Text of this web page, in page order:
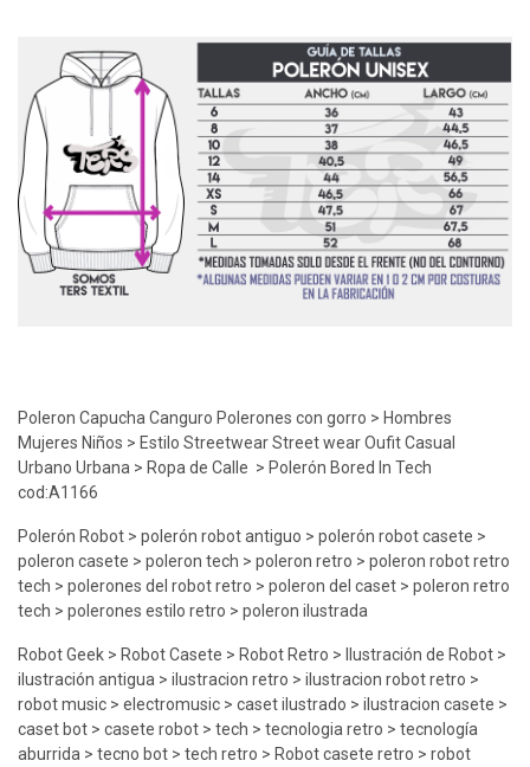
Poleron Capucha Canguro Polerones con gorro > Hombres
Mujeres Niños > Estilo Streetwear Street wear Oufit Casual
Urbano Urbana > Ropa de Calle > Polerón Bored In Tech
cod:A1166
Polerón Robot > polerón robot antiguo > polerón robot casete >
poleron casete > poleron tech > poleron retro > poleron robot retro
tech > polerones del robot retro > poleron del caset > poleron retro
tech > polerones estilo retro > poleron ilustrada
Robot Geek > Robot Casete > Robot Retro > Ilustración de Robot >
ilustración antigua > ilustracion retro > ilustracion robot retro >
robot music > electromusic > caset ilustrado > ilustracion casete >
caset bot > casete robot > tech > tecnologia retro > tecnología
aburrida > tecno bot > tech retro > Robot casete retro > robot